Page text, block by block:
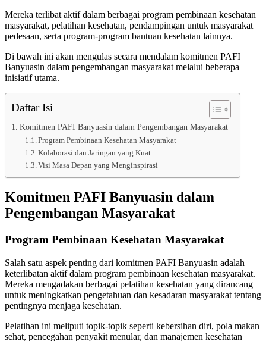
Mereka terlibat aktif dalam berbagai program pembinaan kesehatan
masyarakat, pelatihan kesehatan, pendampingan untuk masyarakat
pedesaan, serta program-program bantuan kesehatan lainnya.
Di bawah ini akan mengulas secara mendalam komitmen PAFI
Banyuasin dalam pengembangan masyarakat melalui beberapa
inisiatif utama.
Daftar Isi
Komitmen PAFI Banyuasin dalam Pengembangan Masyarakat
Program Pembinaan Kesehatan Masyarakat
Kolaborasi dan Jaringan yang Kuat
Visi Masa Depan yang Menginspirasi
Komitmen PAFI Banyuasin dalam
Pengembangan Masyarakat
Program Pembinaan Kesehatan Masyarakat
Salah satu aspek penting dari komitmen PAFI Banyuasin adalah
keterlibatan aktif dalam program pembinaan kesehatan masyarakat.
Mereka mengadakan berbagai pelatihan kesehatan yang dirancang
untuk meningkatkan pengetahuan dan kesadaran masyarakat tentang
pentingnya menjaga kesehatan.
Pelatihan ini meliputi topik-topik seperti kebersihan diri, pola makan
sehat, pencegahan penyakit menular, dan manajemen kesehatan